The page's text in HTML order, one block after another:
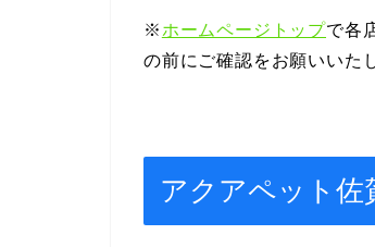
※ ホームページトップで各
の前にご確認をお願いいた
アクアペット佐